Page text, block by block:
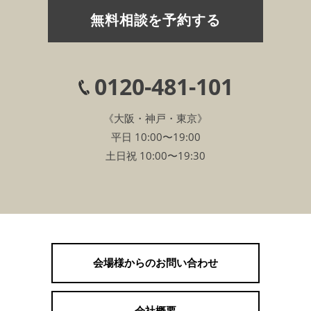
無料相談を予約する
0120-481-101
《大阪・神戸・東京》
平日 10:00〜19:00
土日祝 10:00〜19:30
会場様からのお問い合わせ